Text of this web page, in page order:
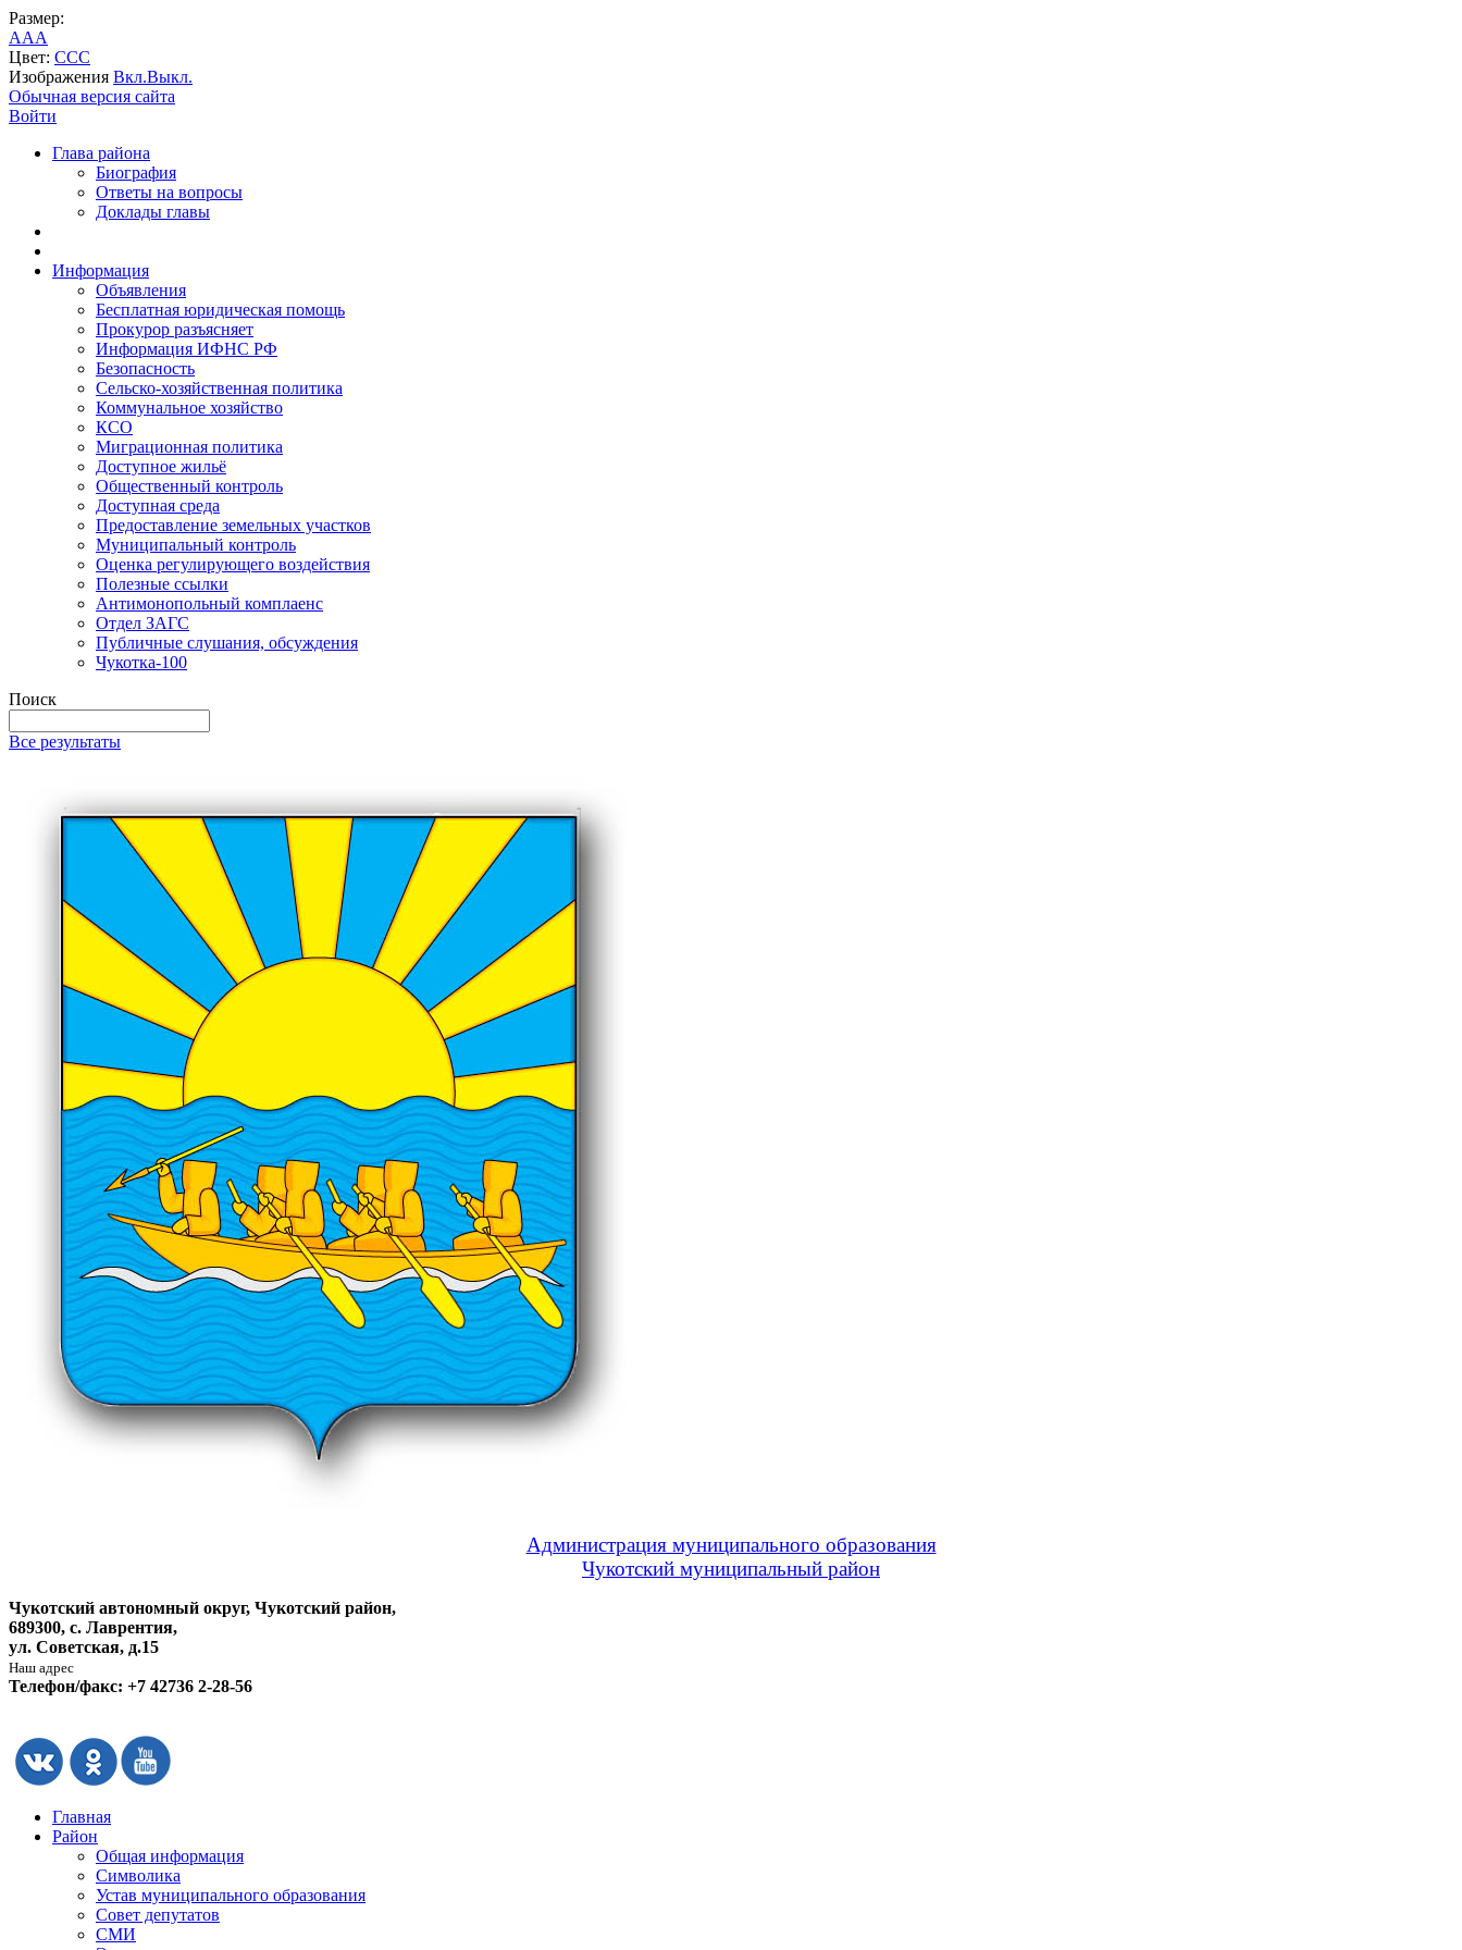
Размер:
AAA
Цвет: CCC
Изображения Вкл.Выкл.
Обычная версия сайта
Войти
Глава района
Биография
Ответы на вопросы
Доклады главы
Информация
Объявления
Бесплатная юридическая помощь
Прокурор разъясняет
Информация ИФНС РФ
Безопасность
Сельско-хозяйственная политика
Коммунальное хозяйство
КСО
Миграционная политика
Доступное жильё
Общественный контроль
Доступная среда
Предоставление земельных участков
Муниципальный контроль
Оценка регулирующего воздействия
Полезные ссылки
Антимонопольный комплаенс
Отдел ЗАГС
Публичные слушания, обсуждения
Чукотка-100
Поиск
Все результаты
Администрация муниципального образования
Чукотский муниципальный район
Чукотский автономный округ, Чукотский район,
689300, с. Лаврентия,
ул. Советская, д.15
Наш адрес
Телефон/факс: +7 42736 2-28-56
Главная
Район
Общая информация
Символика
Устав муниципального образования
Совет депутатов
СМИ